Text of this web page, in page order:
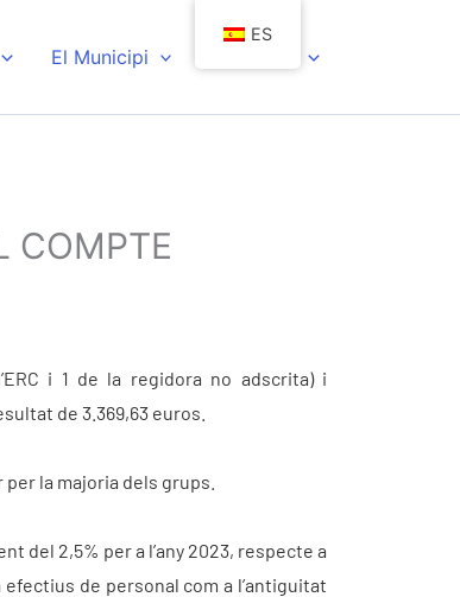
El Municipi
COMPTE
i 1 de la regidora no adscrita) i
de 3.369,63 euros.
la majoria dels grups.
del 2,5% per a l’any 2023, respecte a
de personal com a l’antiguitat
ES